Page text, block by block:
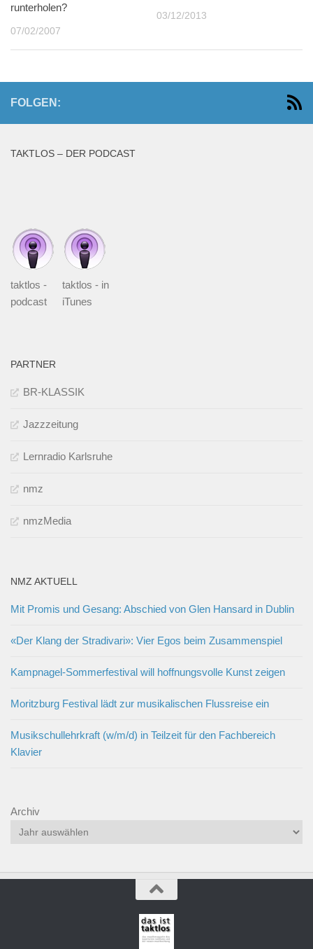
runterholen?
07/02/2007
03/12/2013
FOLGEN:
TAKTLOS – DER PODCAST
taktlos -
podcast
taktlos - in
iTunes
PARTNER
BR-KLASSIK
Jazzzeitung
Lernradio Karlsruhe
nmz
nmzMedia
NMZ AKTUELL
Mit Promis und Gesang: Abschied von Glen Hansard in Dublin
«Der Klang der Stradivari»: Vier Egos beim Zusammenspiel
Kampnagel-Sommerfestival will hoffnungsvolle Kunst zeigen
Moritzburg Festival lädt zur musikalischen Flussreise ein
Musikschullehrkraft (w/m/d) in Teilzeit für den Fachbereich
Klavier
Archiv